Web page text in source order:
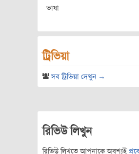
ভাষা
ট্রিভিয়া
সব ট্রিভিয়া দেখুন →
রিভিউ লিখুন
রিভিউ লিখতে আপনাকে অবশ্যই